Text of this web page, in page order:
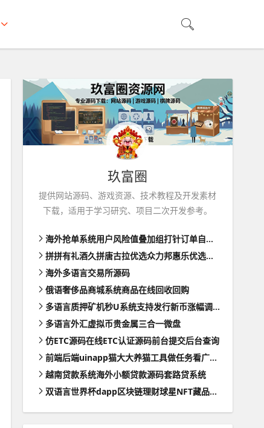
玖富圈
提供网站源码、游戏资源、技术教程及开发素材
下载，适用于学习研究、项目二次开发参考。
海外抢单系统用户风险值叠加组打针订单自动匹配系统
拼拼有礼酒久拼唐古拉优选众力邦惠乐优选养猪拼购拼团返利系统
海外多语言交易所源码
俄语奢侈品商城系统商品在线回收回购
多语言质押矿机秒U系统支持发行新币涨幅调控+代理后台
多语言外汇虚拟币贵金属三合一微盘
仿ETC源码在线ETC认证源码前台提交后台查询
前端后端uinapp猫大大养猫工具做任务看广告邀好友即可获得收益猫力合成游戏
越南贷款系统海外小额贷款源码套路贷系统
双语言世界杯dapp区块链理财球星NFT藏品投资带uinapp源码